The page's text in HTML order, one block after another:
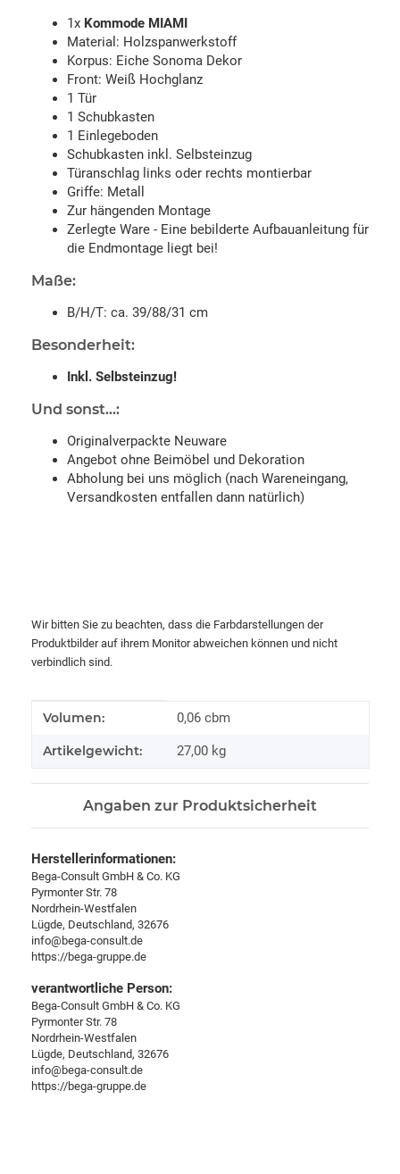
1x Kommode MIAMI
Material: Holzspanwerkstoff
Korpus: Eiche Sonoma Dekor
Front: Weiß Hochglanz
1 Tür
1 Schubkasten
1 Einlegeboden
Schubkasten inkl. Selbsteinzug
Türanschlag links oder rechts montierbar
Griffe: Metall
Zur hängenden Montage
Zerlegte Ware - Eine bebilderte Aufbauanleitung für
die Endmontage liegt bei!
Maße:
B/H/T: ca. 39/88/31 cm
Besonderheit:
Inkl. Selbsteinzug!
Und sonst...:
Originalverpackte Neuware
Angebot ohne Beimöbel und Dekoration
Abholung bei uns möglich (nach Wareneingang,
Versandkosten entfallen dann natürlich)
Wir bitten Sie zu beachten, dass die Farbdarstellungen der
Produktbilder auf ihrem Monitor abweichen können und nicht
verbindlich sind.
Produkteigenschaft
Wert
Volumen: 0,06 cbm
Artikelgewicht: 27,00 kg
Angaben zur Produktsicherheit
Herstellerinformationen:
Bega-Consult GmbH & Co. KG
Pyrmonter Str. 78
Nordrhein-Westfalen
Lügde, Deutschland, 32676
info@bega-consult.de
https://bega-gruppe.de
verantwortliche Person:
Bega-Consult GmbH & Co. KG
Pyrmonter Str. 78
Nordrhein-Westfalen
Lügde, Deutschland, 32676
info@bega-consult.de
https://bega-gruppe.de